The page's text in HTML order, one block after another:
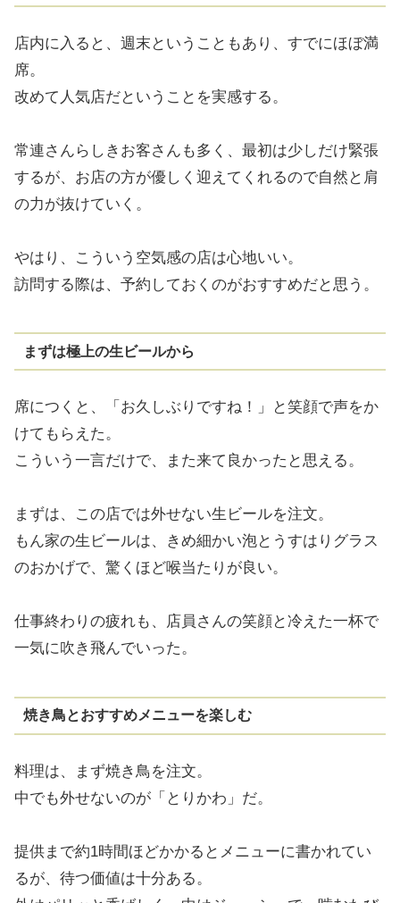
店内に入ると、週末ということもあり、すでにほぼ満
席。
改めて人気店だということを実感する。
常連さんらしきお客さんも多く、最初は少しだけ緊張
するが、お店の方が優しく迎えてくれるので自然と肩
の力が抜けていく。
やはり、こういう空気感の店は心地いい。
訪問する際は、予約しておくのがおすすめだと思う。
まずは極上の生ビールから
席につくと、「お久しぶりですね！」と笑顔で声をか
けてもらえた。
こういう一言だけで、また来て良かったと思える。
まずは、この店では外せない生ビールを注文。
もん家の生ビールは、きめ細かい泡とうすはりグラス
のおかげで、驚くほど喉当たりが良い。
仕事終わりの疲れも、店員さんの笑顔と冷えた一杯で
一気に吹き飛んでいった。
焼き鳥とおすすめメニューを楽しむ
料理は、まず焼き鳥を注文。
中でも外せないのが「とりかわ」だ。
提供まで約1時間ほどかかるとメニューに書かれてい
るが、待つ価値は十分ある。